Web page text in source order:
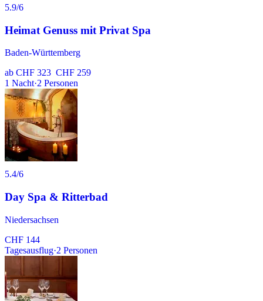
5.9/6
Heimat Genuss mit Privat Spa
Baden-Württemberg
ab CHF 323 CHF 259
1 Nacht·2 Personen
5.4/6
Day Spa & Ritterbad
Niedersachsen
CHF 144
Tagesausflug·2 Personen